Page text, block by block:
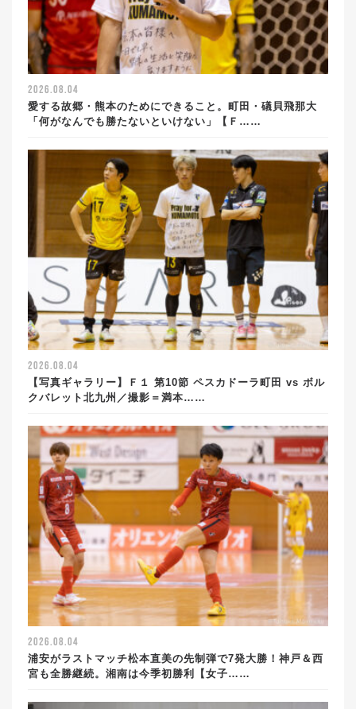
2026.08.04
愛する故郷・熊本のためにできること。町田・礒貝飛那大
「何がなんでも勝たないといけない」【Ｆ……
2026.08.04
【写真ギャラリー】Ｆ１ 第10節 ペスカドーラ町田 vs ボル
クバレット北九州／撮影＝満本……
2026.08.04
浦安がラストマッチ松本直美の先制弾で7発大勝！神戸＆西
宮も全勝継続。湘南は今季初勝利【女子……